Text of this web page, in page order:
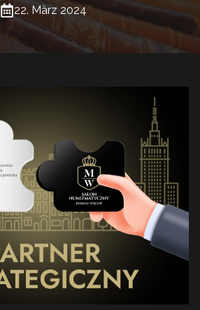
22. März 2024